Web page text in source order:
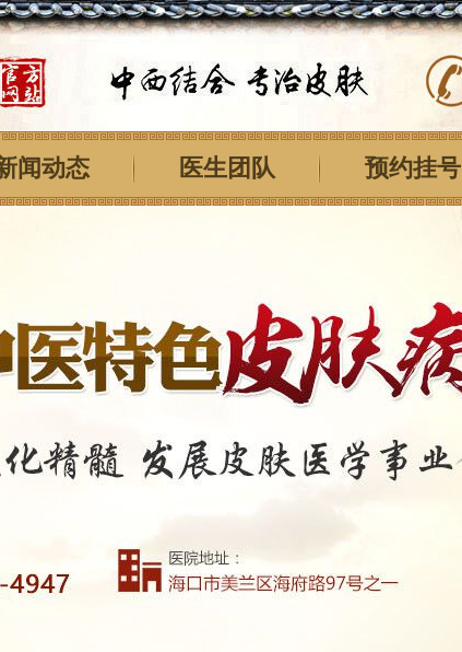
闻动态 医生团队 预约挂号